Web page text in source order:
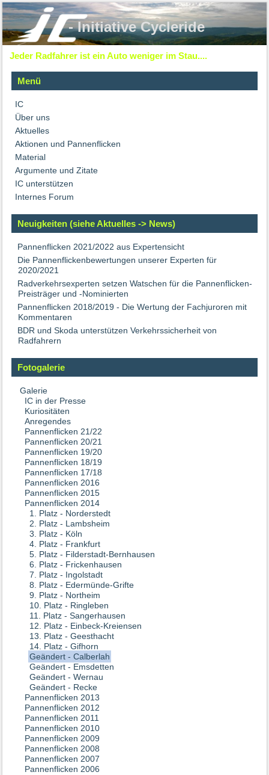
- Initiative Cycleride
Jeder Radfahrer ist ein Auto weniger im Stau....
Menü
IC
Über uns
Aktuelles
Aktionen und Pannenflicken
Material
Argumente und Zitate
IC unterstützen
Internes Forum
Neuigkeiten (siehe Aktuelles -> News)
Pannenflicken 2021/2022 aus Expertensicht
Die Pannenflickenbewertungen unserer Experten für
2020/2021
Radverkehrsexperten setzen Watschen für die Pannenflicken-
Preisträger und -Nominierten
Pannenflicken 2018/2019 - Die Wertung der Fachjuroren mit
Kommentaren
BDR und Skoda unterstützen Verkehrssicherheit von
Radfahrern
Fotogalerie
Galerie
IC in der Presse
Kuriositäten
Anregendes
Pannenflicken 21/22
Pannenflicken 20/21
Pannenflicken 19/20
Pannenflicken 18/19
Pannenflicken 17/18
Pannenflicken 2016
Pannenflicken 2015
Pannenflicken 2014
1. Platz - Norderstedt
2. Platz - Lambsheim
3. Platz - Köln
4. Platz - Frankfurt
5. Platz - Filderstadt-Bernhausen
6. Platz - Frickenhausen
7. Platz - Ingolstadt
8. Platz - Edermünde-Grifte
9. Platz - Northeim
10. Platz - Ringleben
11. Platz - Sangerhausen
12. Platz - Einbeck-Kreiensen
13. Platz - Geesthacht
14. Platz - Gifhorn
Geändert - Calberlah
Geändert - Emsdetten
Geändert - Wernau
Geändert - Recke
Pannenflicken 2013
Pannenflicken 2012
Pannenflicken 2011
Pannenflicken 2010
Pannenflicken 2009
Pannenflicken 2008
Pannenflicken 2007
Pannenflicken 2006